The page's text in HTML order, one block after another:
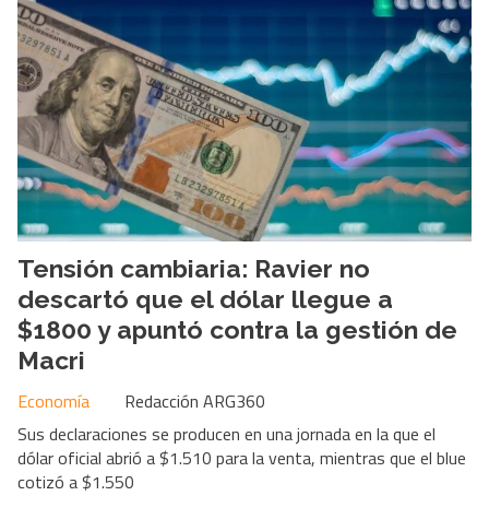
Tensión cambiaria: Ravier no
descartó que el dólar llegue a
$1800 y apuntó contra la gestión de
Macri
Redacción ARG360
Economía
Sus declaraciones se producen en una jornada en la que el
dólar oficial abrió a $1.510 para la venta, mientras que el blue
cotizó a $1.550